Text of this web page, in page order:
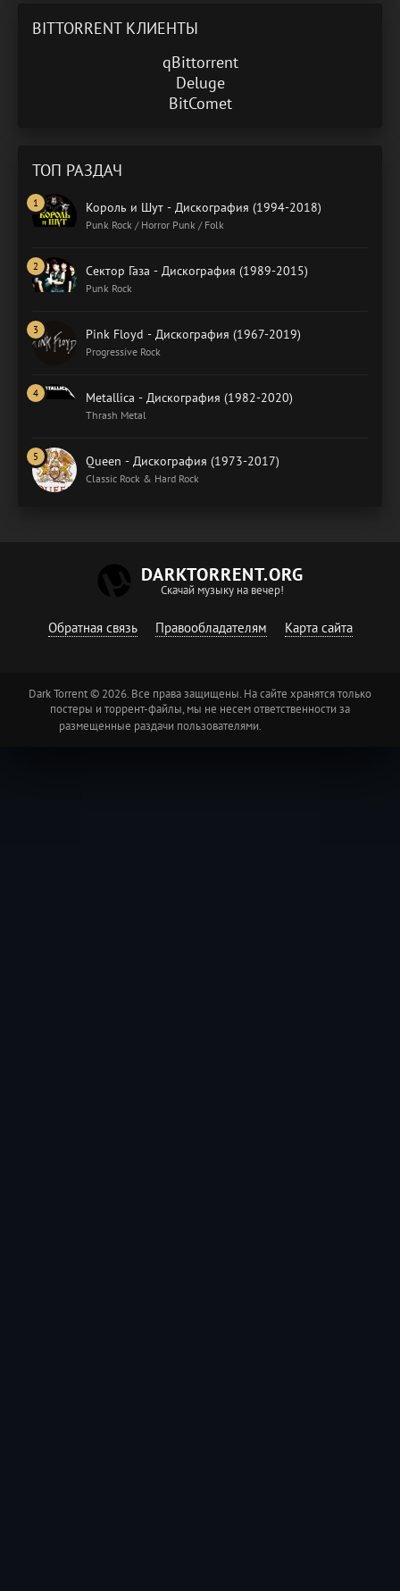
BITTORRENT КЛИЕНТЫ
qBittorrent
Deluge
BitComet
ТОП РАЗДАЧ
Король и Шут - Дискография (1994-2018)
Punk Rock / Horror Punk / Folk
Сектор Газа - Дискография (1989-2015)
Punk Rock
Pink Floyd - Дискография (1967-2019)
Progressive Rock
Metallica - Дискография (1982-2020)
Thrash Metal
Queen - Дискография (1973-2017)
Classic Rock & Hard Rock
DARKTORRENT.ORG
Скачай музыку на вечер!
Обратная связь Правообладателям Карта сайта
Dark Torrent © 2026. Все права защищены. На сайте хранятся только
постеры и торрент-файлы, мы не несем ответственности за
размещенные раздачи пользователями.